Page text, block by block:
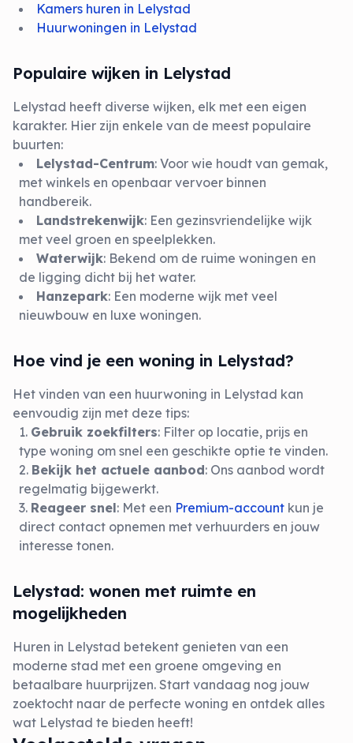
Kamers huren in Lelystad
Huurwoningen in Lelystad
Populaire wijken in Lelystad
Lelystad heeft diverse wijken, elk met een eigen
karakter. Hier zijn enkele van de meest populaire
buurten:
Lelystad-Centrum: Voor wie houdt van gemak,
met winkels en openbaar vervoer binnen
handbereik.
Landstrekenwijk: Een gezinsvriendelijke wijk
met veel groen en speelplekken.
Waterwijk: Bekend om de ruime woningen en
de ligging dicht bij het water.
Hanzepark: Een moderne wijk met veel
nieuwbouw en luxe woningen.
Hoe vind je een woning in Lelystad?
Het vinden van een huurwoning in Lelystad kan
eenvoudig zijn met deze tips:
Gebruik zoekfilters: Filter op locatie, prijs en
type woning om snel een geschikte optie te vinden.
Bekijk het actuele aanbod: Ons aanbod wordt
regelmatig bijgewerkt.
Reageer snel: Met een Premium-account kun je
direct contact opnemen met verhuurders en jouw
interesse tonen.
Lelystad: wonen met ruimte en
mogelijkheden
Huren in Lelystad betekent genieten van een
moderne stad met een groene omgeving en
betaalbare huurprijzen. Start vandaag nog jouw
zoektocht naar de perfecte woning en ontdek alles
wat Lelystad te bieden heeft!